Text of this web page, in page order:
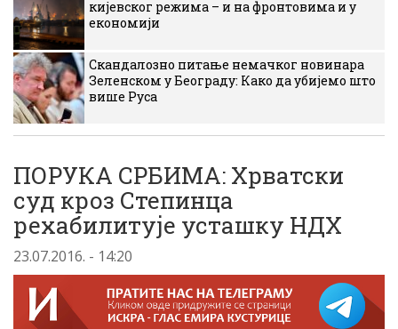
кијевског режима – и на фронтовима и у
економији
Скандалозно питање немачког новинара
Зеленском у Београду: Како да убијемо што
више Руса
ПОРУКА СРБИМА: Хрватски
суд кроз Степинца
рехабилитује усташку НДХ
23.07.2016. - 14:20